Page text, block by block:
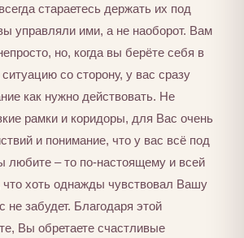
стараетесь держать их под
управляли ими, а не наоборот. Вам
но, когда вы берёте себя в
со сторону, у вас сразу
как нужно действовать. Не
рамки и коридоры, для Вас очень
и понимание, что у вас всё под
любите – то по-настоящему и всей
что хоть однажды чувствовал Вашу
не забудет. Благодаря этой
Вы обретаете счастливые